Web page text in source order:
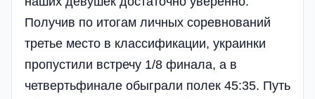
Получив по итогам личных соревнований
третье место в классификации, украинки
пропустили встречу 1/8 финала, а в
четвертьфинале обыграли полек 45:35. Путь